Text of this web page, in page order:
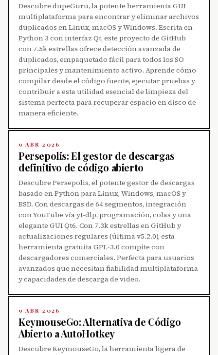
Descubre dupeGuru, la potente herramienta GUI
multiplataforma para encontrar y eliminar archivos
duplicados en Linux, macOS y Windows. Escrita en
Python 3 con interfaz Qt, este proyecto de GitHub
con 7.5k estrellas ofrece detección avanzada de
duplicados, empaquetado fácil para todos los SO
principales y mantenimiento activo. Aprende cómo
compilar desde el código fuente, ejecutar pruebas y
contribuir a esta utilidad esencial de limpieza del
sistema perfecta para recuperar espacio en disco de
manera eficiente.
9 ABR 2026
Persepolis: El gestor de descargas
definitivo de código abierto
Descubre Persepolis, el potente gestor de descargas
basado en Python para Linux, Windows, macOS y
BSD. Con descargas de 64 segmentos, integración
con YouTube vía yt-dlp, programación, colas y una
elegante GUI Qt6. Con 7.3k estrellas en GitHub y
actualizaciones regulares (última v5.2.0), esta
herramienta gratuita GPL-3.0 compite con
descargadores comerciales. Perfecta para usuarios
avanzados que necesitan fiabilidad multiplataforma
y capacidades de descarga de video.
9 ABR 2026
KeymouseGo: Alternativa de Código
Abierto a AutoHotkey
Descubre KeymouseGo, la herramienta ligera de